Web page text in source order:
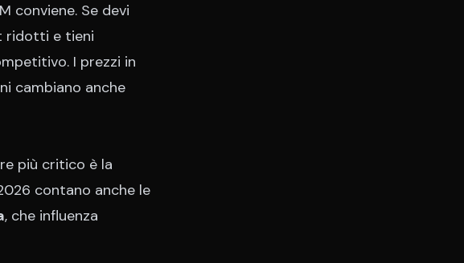
conviene. Se devi
ridotti e tieni
I prezzi in
cambiano anche
più critico è la
contano anche le
, che influenza